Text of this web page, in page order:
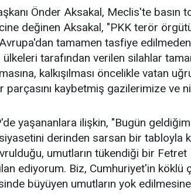
Önder Aksakal, Meclis'te basın
değinen Aksakal, "PKK terör
tamamen tasfiye
tarafından verilen silahlar
kalkışılması öncelikle vatan
parçasını kaybetmiş gazilerimize ve
yaşananlara ilişkin, "Bugün
derinden sarsan bir tabloyla
umutların tükendiği bir Fetret
ediyorum. Biz, Cumhuriyet'in köklü
büyüyen umutların yok